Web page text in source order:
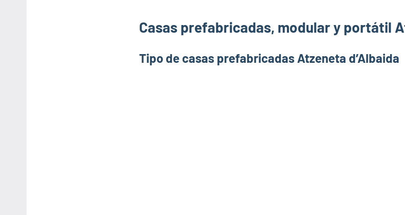
Casas prefabricadas, modular y portátil
Tipo de casas prefabricadas Atzeneta d’Albaida